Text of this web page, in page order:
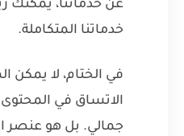
عن خدماتنا، يمكنك
خدماتنا المتكاملة.
في الختام، لا يمكن
الاتساق في
جمالي. بل هو عنصر